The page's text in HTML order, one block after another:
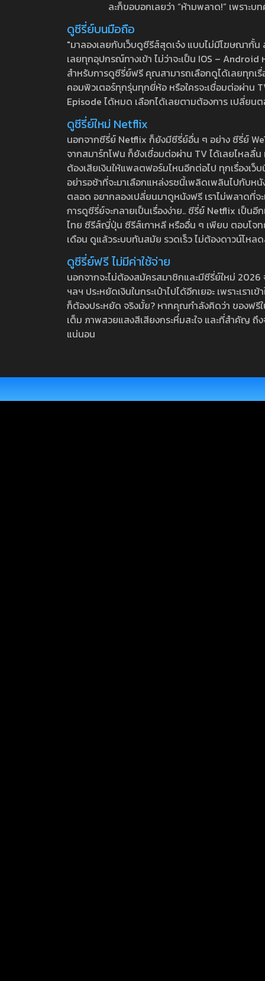
ละก็ขอบอกเลยว่า “ห้ามพลาด!” เพราะ
ดูซีรี่ย์บนมือถือ
"มาลองเลยกับเว็บดูซีรีส์สุดเจ๋ง แบบไม่มีโฆษณากั้
เลยทุกอุปกรณ์ทางเข้า ไม่ว่าจะเป็น IOS –
สำหรับการดูซีรี่ย์ฟรี คุณสามารถเลือกดูได้เลยทุกเ
คอมพิวเตอร์ทุกรุ่นทุกยี่ห้อ หรือใครจะเชื่อมต่อผ่าน
Episode ได้หมด เลือกได้เลยตามต้องการ เปลี่ยน
ดูซีรี่ย์ใหม่ Netflix
นอกจากซีรี่ย์ Netflix ก็ยังมีซีรี่ย์อื่น ๆ อย่าง ซีรี่ย์
จากสมาร์ทโฟน ก็ยังเชื่อมต่อผ่าน TV ได้เลยไหลลื่
ต้องเสียเงินให้แพลตฟอร์มไหนอีกต่อไป ทุกเรื่องเว็
อย่ารอช้าที่จะมาเลือกแหล่งรชนี้เพลิดเพลินไปกับห
ตลอด อยากลองเปลี่ยนมาดูหนังฟรี เราไม่พลาดที่
การดูซีรี่ย์จะกลายเป็นเรื่องง่าย.. ซีรี่ย์ Netflix เป็น
ไทย ซีรีส์ญี่ปุ่น ซีรีส์เกาหลี หรืออื่น ๆ เพียบ ตอบโจท
เดือน ดูแล้วระบบทันสมัย รวดเร็ว ไม่ต้องดาวน์โห
ดูซีรี่ย์ฟรี ไม่มีค่าใช้จ่าย
นอกจากจะไม่ต้องสมัครสมาชิกและมีซีรี่ย์ใหม่
ฯลฯ ประหยัดเงินในกระเป๋าไปได้อีกเยอะ เพราะเร
ก็ต้องประหยัด จริงมั้ย? หากคุณกำลังคิดว่า ของฟ
เต็ม ภาพสวยแสงสีเสียงกระหึ่มสะใจ และที่สำคัญ
แน่นอน